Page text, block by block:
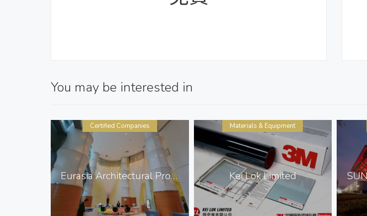
You may be interested in
Eurasia Architectural Products Ltd
Certified Companies
Kei Lok Limited
Materials & Equipment